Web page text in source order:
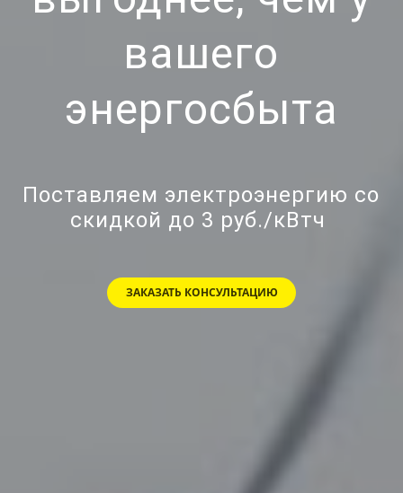
вашего
энергосбыта
Поставляем электроэнергию со
скидкой до 3 руб./кВтч
ЗАКАЗАТЬ КОНСУЛЬТАЦИЮ